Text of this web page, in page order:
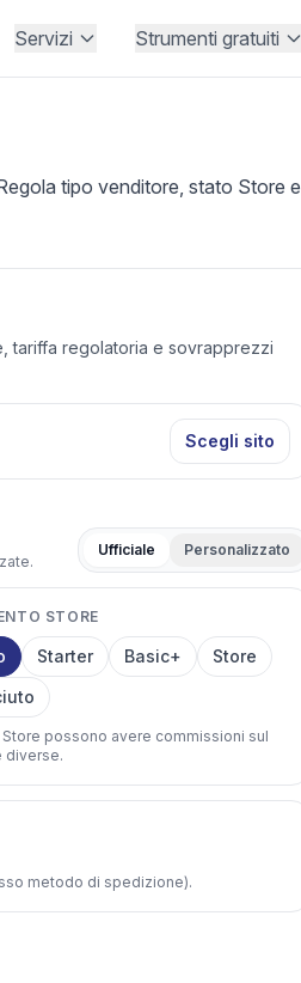
Servizi Strumenti gratuiti
tipo venditore, stato Store e
tariffa regolatoria e sovrapprezzi
Scegli sito
Ufficiale Personalizzato
STORE
Starter Basic+
Store
Store possono avere commissioni sul
diverse.
metodo di spedizione).